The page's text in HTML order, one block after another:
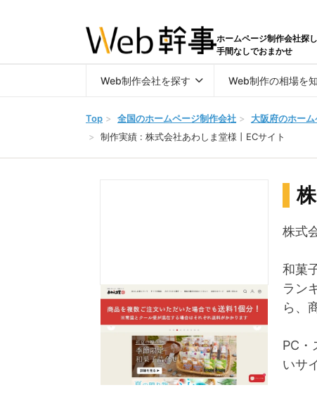
ホームページ制作会社探し
手間なしでおまかせ
Web制作会社を探す Web制作の相場を
Top > 全国のホームページ制作会社 > 大阪府のホー
>
制作実績 : 株式会社あわしま堂様丨ECサイト
株式
和菓
ラン
ら、
PC・
いサ